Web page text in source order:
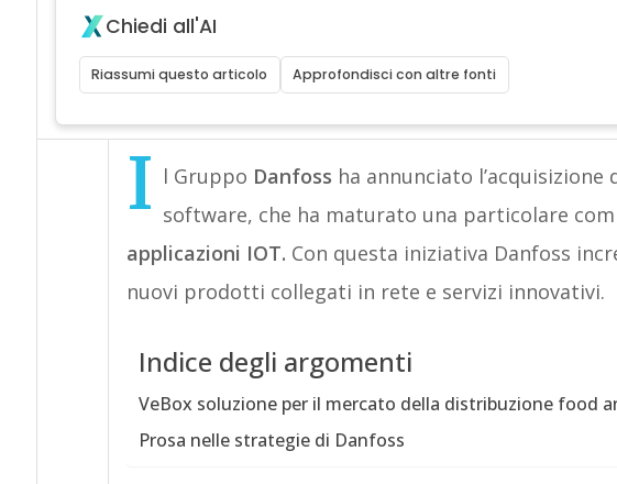
Chiedi all'AI
Riassumi questo articolo Approfondisci con altre fonti
I l Gruppo Danfoss ha annunciato l’acquisizione
software, che ha maturato una particolare
applicazioni IOT. Con questa iniziativa Danfoss
nuovi prodotti collegati in rete e servizi innovativi.
Indice degli argomenti
VeBox soluzione per il mercato della distribuzione food
Prosa nelle strategie di Danfoss